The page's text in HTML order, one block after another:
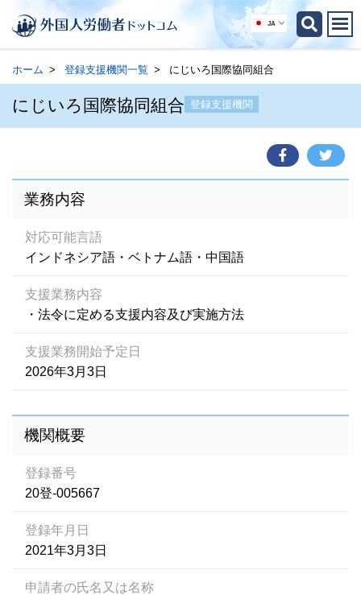
JA
ホーム 登録支援機関一覧 にじいろ国際協同組合
にじいろ国際協同組合 登録支援機関
業務内容
対応可能言語
インドネシア語・ベトナム語・中国語
支援業務内容
・法令に定める支援内容及び実施方法
支援業務開始予定日
2026年3月3日
機関概要
登録番号
20登-005667
登録年月日
2021年3月3日
申請者の氏名又は名称